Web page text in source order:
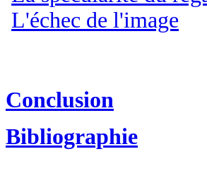
L'échec de l'image
Conclusion
Bibliographie